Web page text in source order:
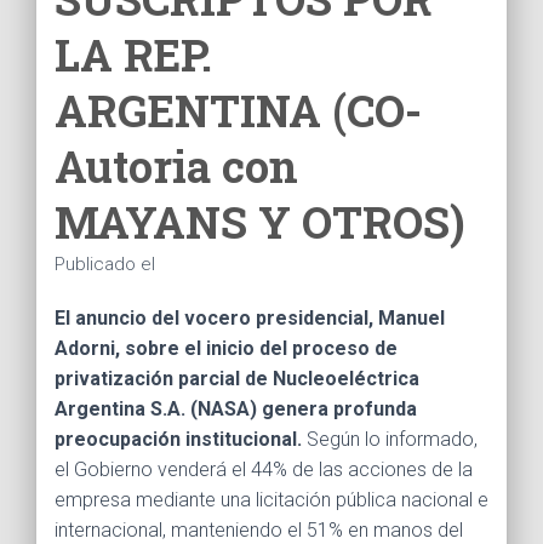
LA REP.
ARGENTINA (CO-
Autoria con
MAYANS Y OTROS)
Publicado el
El anuncio del vocero presidencial, Manuel
Adorni, sobre el inicio del proceso de
privatización parcial de Nucleoeléctrica
Argentina S.A. (NASA) genera profunda
preocupación institucional. Según lo informado,
el Gobierno venderá el 44% de las acciones de la
empresa mediante una licitación pública nacional e
internacional, manteniendo el 51% en manos del